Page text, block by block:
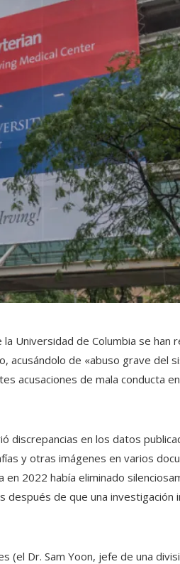
Universidad de Columbia se han
acusándolo de «abuso grave del
acusaciones de mala conducta
discrepancias en los datos
y otras imágenes en varios
2022 había eliminado
de que una investigación
(el Dr. Sam Yoon, jefe de una